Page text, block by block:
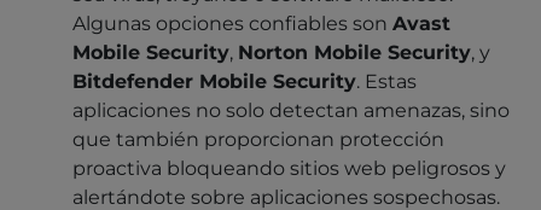
Algunas opciones confiables son Avast
Mobile Security, Norton Mobile Security, y
Bitdefender Mobile Security. Estas
aplicaciones no solo detectan amenazas, sino
que también proporcionan protección
proactiva bloqueando sitios web peligrosos y
alertándote sobre aplicaciones sospechosas.